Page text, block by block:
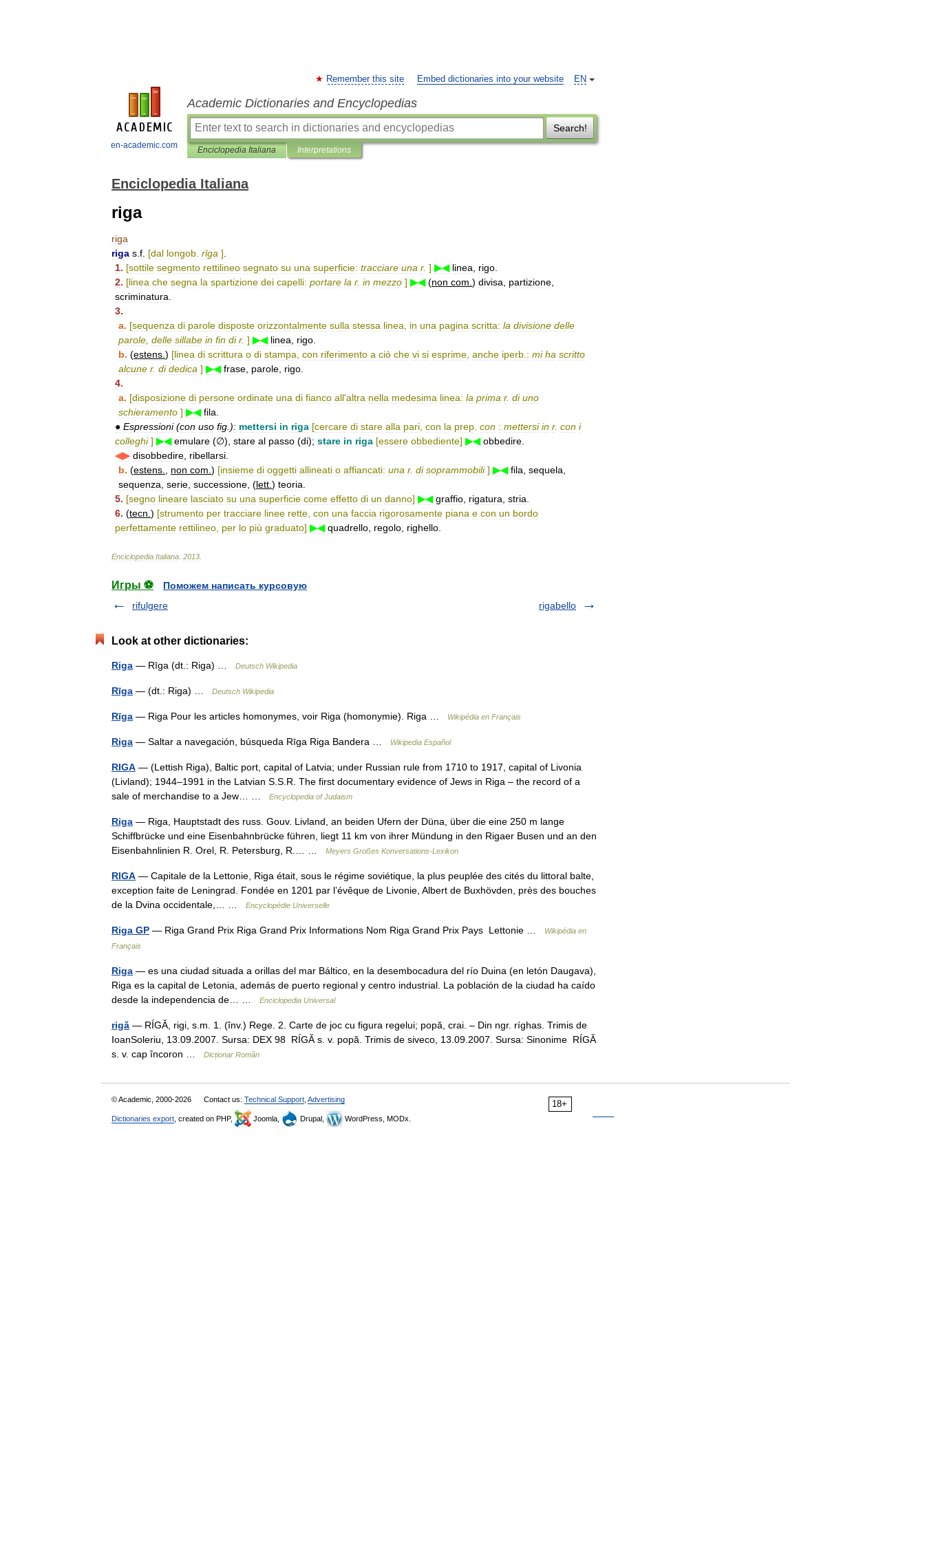
en-academic.com
EN
Remember this site Embed dictionaries into your website
Academic Dictionaries and Encyclopedias
Search!
Enciclopedia Italiana Interpretations
Enciclopedia Italiana
riga
riga
riga s f [dal longob rīga ]
1. [sottile segmento rettilineo segnato su una superficie: tracciare una r. ] ▶◀ linea rigo
2. [linea che segna la spartizione dei capelli: portare la r. in mezzo ] ▶◀(non com ) divisa partizione
scriminatura
3.
a. [sequenza di parole disposte orizzontalmente sulla stessa linea in una pagina scritta: la divisione delle
parole delle sillabe in fin di r. ] ▶◀ linea rigo
b. (estens ) [linea di scrittura o di stampa con riferimento a ciò che vi si esprime anche iperb : mi ha scritto
alcune r. di dedica ] ▶◀ frase parole rigo
4.
a. [disposizione di persone ordinate una di fianco all'altra nella medesima linea: la prima r. di uno
schieramento ] ▶◀ fila
● Espressioni(con uso fig .): mettersi in riga [cercare di stare alla pari con la prep con : mettersi in r. con i
colleghi] ▶◀ emulare (∅), stare al passo (di); stare in riga [essere obbediente] ▶◀ obbedire
◀▶ disobbedire ribellarsi
b. (estens non com ) [insieme di oggetti allineati o affiancati: una r. di soprammobili] ▶◀ fila sequela
sequenza serie successione , (lett ) teoria
5. [segno lineare lasciato su una superficie come effetto di un danno] ▶◀ graffio rigatura stria
6. (tecn ) [strumento per tracciare linee rette con una faccia rigorosamente piana e con un bordo
perfettamente rettilineo per lo più graduato] ▶◀ quadrello regolo righello
Enciclopedia Italiana 2013
Игры ⚽
Поможем написать курсовую
rifulgere
rigabello
Look at other dictionaries:
Riga — Rīga (dt.: Riga) … Deutsch Wikipedia
Rīga — (dt.: Riga) … Deutsch Wikipedia
Rīga — Riga Pour les articles homonymes, voir Riga (homonymie). Riga … Wikipédia en Français
Riga — Saltar a navegación, búsqueda Rīga Riga Bandera … Wikipedia Español
RIGA — (Lettish Riga), Baltic port, capital of Latvia; under Russian rule from 1710 to 1917, capital of Livonia
(Livland); 1944–1991 in the Latvian S.S.R. The first documentary evidence of Jews in Riga – the record of a
sale of merchandise to a Jew… …
Encyclopedia of Judaism
Riga — Riga, Hauptstadt des russ. Gouv. Livland, an beiden Ufern der Düna, über die eine 250 m lange
Schiffbrücke und eine Eisenbahnbrücke führen, liegt 11 km von ihrer Mündung in den Rigaer Busen und an den
Eisenbahnlinien R. Orel, R. Petersburg, R.… …
Meyers Großes Konversations-Lexikon
RIGA — Capitale de la Lettonie, Riga était, sous le régime soviétique, la plus peuplée des cités du littoral balte,
exception faite de Leningrad. Fondée en 1201 par l’évêque de Livonie, Albert de Buxhövden, près des bouches
de la Dvina occidentale,… …
Encyclopédie Universelle
Riga GP — Riga Grand Prix Riga Grand Prix Informations Nom Riga Grand Prix Pays Lettonie …
Wikipédia en
Français
Riga — es una ciudad situada a orillas del mar Báltico, en la desembocadura del río Duina (en letón Daugava),
Riga es la capital de Letonia, además de puerto regional y centro industrial. La población de la ciudad ha caído
desde la independencia de… …
Enciclopedia Universal
rigă — RÍGĂ, rigi, s.m. 1. (înv.) Rege. 2. Carte de joc cu figura regelui; popă, crai. – Din ngr. ríghas. Trimis de
IoanSoleriu, 13.09.2007. Sursa: DEX 98 RÍGĂ s. v. popă. Trimis de siveco, 13.09.2007. Sursa: Sinonime RÍGĂ
s. v. cap încoron …
Dicționar Român
18+
© Academic, 2000-2026 Contact us: Technical Support Advertising
Dictionaries export , created on PHP, Joomla, Drupal, WordPress, MODx.